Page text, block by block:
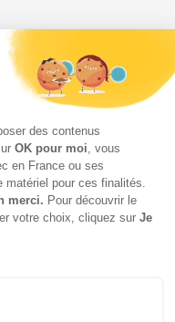
Tec France collecte vos
sur notre politique en matière
des contenus
OK pour moi , vous
en France ou ses
pour ces finalités.
merci. Pour découvrir le
votre choix, cliquez sur Je